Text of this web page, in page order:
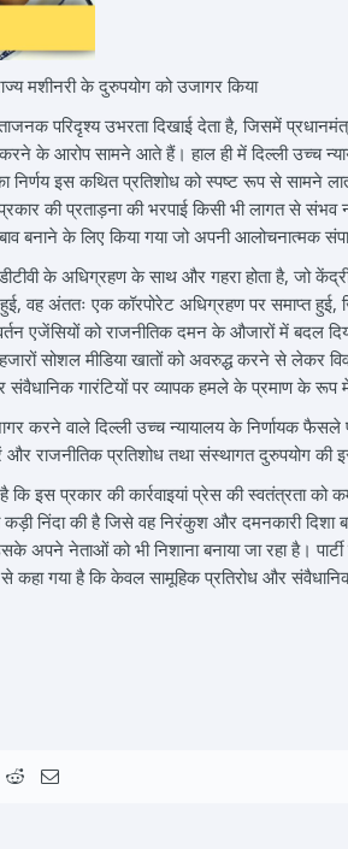
मशीनरी के दुरुपयोग को उजागर किया
परिदृश्य उभरता दिखाई देता है, जिसमें
के आरोप सामने आते हैं। हाल ही में दिल्ली उच्च
इस कथित प्रतिशोध को स्पष्ट रूप से सामने
प्रकार की प्रताड़ना की भरपाई किसी भी लागत
बनाने के लिए किया गया जो अपनी आलोचनात्मक
के अधिग्रहण के साथ और गहरा होता है, जो
वह अंततः एक कॉरपोरेट अधिग्रहण पर समाप्त हुई,
एजेंसियों को राजनीतिक दमन के औजारों में बदल
सोशल मीडिया खातों को अवरुद्ध करने से लेकर
संवैधानिक गारंटियों पर व्यापक हमले के प्रमाण के रूप
करने वाले दिल्ली उच्च न्यायालय के निर्णायक
राजनीतिक प्रतिशोध तथा संस्थागत दुरुपयोग की
इस प्रकार की कार्रवाइयां प्रेस की स्वतंत्रता
कड़ी निंदा की है जिसे वह निरंकुश और दमनकारी
अपने नेताओं को भी निशाना बनाया जा रहा है।
कहा गया है कि केवल सामूहिक प्रतिरोध और